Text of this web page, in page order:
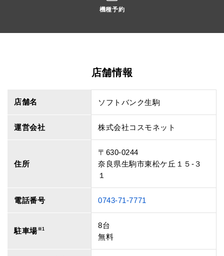
機種予約
店舗情報
店舗名 ソフトバンク生駒
運営会社 株式会社コスモネット
住所
〒630-0244
奈良県生駒市東松ケ丘１５‐３
１
電話番号 0743-71-7771
駐車場※1
8台
無料